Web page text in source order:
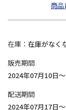
商
在庫
在庫がなく
販売期間
2024年07月10日
配送期間
2024年07月17日